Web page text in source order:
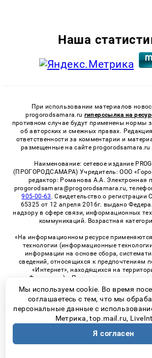
Наша
При использовании материалов
progorodsamara.ru гиперссылка на
противном случае будут применены нормы
об авторских и смежных правах.
ответственности за комментарии и
размещенные на сайте progorodsamara.ru
Наименование: сетевое издание
(ПРОГОРОДСАМАРА) Учредитель: ООО
редактор: Романова А.А. Электронная
progorodsamara@progorodsamara.ru,
905-00-63 . Свидетельство о
65325 от 12 апреля 2016г. выдано
надзору в сфере связи, информационных
коммуникаций. Возрастная
«На информационном ресурсе
технологии (информационные
информации на основе сбора,
сведений, относящихся к предпочтениям
«Интернет», находящихся на
Федерации)». Правила применения
технологий в виджетах рекламно-обменной
© 2026 «ProGorodSamara» | Все
Возрастная категория сайта
Политика
Мы используем cookie. Во время
соглашаетесь с тем, что мы
персональные данные с
Метрика, top.mail.ru,
Я согласен